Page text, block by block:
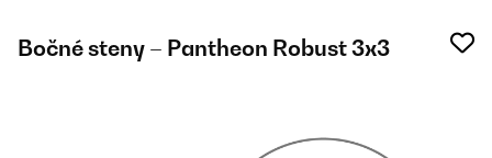
Bočné steny – Pantheon Robust 3x3